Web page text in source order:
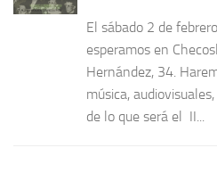
El sábado 2 de
esperamos en
Hernández, 34.
música,
de lo que será el II...